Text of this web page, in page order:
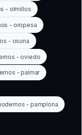
- olmillos
- oropesa
- osuna
- oviedo
- palmar
- pamplona